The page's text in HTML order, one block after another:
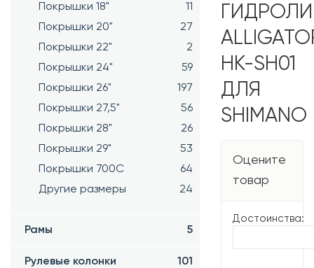
Покрышки 18"
11
Покрышки 20"
27
Покрышки 22"
2
Покрышки 24"
59
Покрышки 26"
197
Покрышки 27,5"
56
Покрышки 28"
26
Покрышки 29"
53
Покрышки 700C
64
Другие размеры
24
Рамы 5
Рулевые колонки 101
HK-SH01
ДЛЯ
SHIMANO
Оцените
товар
Достоинства: